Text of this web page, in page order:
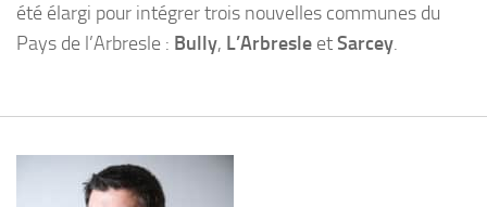
été élargi pour intégrer trois nouvelles communes du
Pays de l’Arbresle : Bully, L’Arbresle etSarcey.